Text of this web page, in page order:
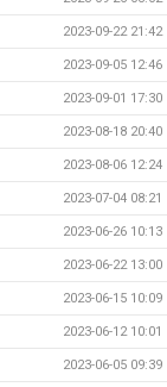
2023-09-22 21:42
2023-09-05 12:46
2023-09-01 17:30
2023-08-18 20:40
2023-08-06 12:24
2023-07-04 08:21
2023-06-26 10:13
2023-06-22 13:00
2023-06-15 10:09
2023-06-12 10:01
2023-06-05 09:39